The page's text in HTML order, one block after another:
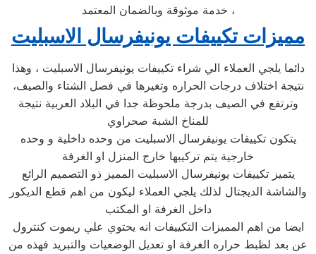
خدمة موثوقة وبالضمان المعتمد ،
مميزات تكييفات يونيفرسال الاسبليت
دائما يلجي العملاء الي شراء تكييفات يونيفرسال الاسبليت ، وهذا
نتيجة اختلاف درجات الحراره وتغيرها في فصل الشتاء والصيف،
وترتفع في الصيف بدرجة ملحوظة جدا في البلاد العربية نتيجة
للمناخ الشبة صحراوي
يتكون تكييفات يونيفرسال الاسبليت من وحده داخلية و وحده
خارجية يتم تركيبها خارج المنزل او الغرفة
يتميز تكييفات يونيفرسال الاسبليت المميز ذو التصميم الرائع
والشاشة الديجتال لذلك يلجي العملاء ليكون من اهم قطع الديكور
داخل الغرفة او المكتب
ايضا من اهم المميزات التكييفات انه يحتوي علي ريموت كنترول
عن بعد لظبط حراره الغرفة او تعديل الوضعيات والتبريد فهذه من